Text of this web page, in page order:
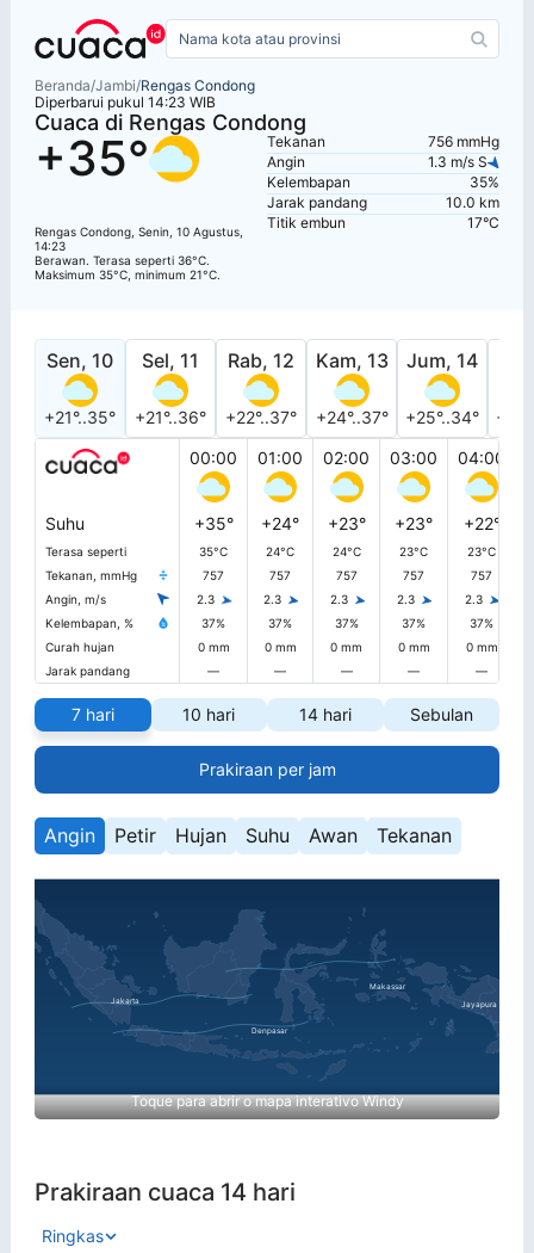
Beranda/Jambi/Rengas Condong
Diperbarui pukul 14:23 WIB
Cuaca di Rengas Condong
+35°
Rengas Condong, Senin, 10 Agustus,
14:23
Berawan. Terasa seperti 36°C.
Maksimum 35°C, minimum 21°C.
Tekanan
756 mmHg
Angin
1.3 m/s S
Kelembapan
35%
Jarak pandang
10.0 km
Titik embun
17°C
Sen, 10
+21°..35°
Sel, 11
+21°..36°
Rab, 12
+22°..37°
Kam, 13
+24°..37°
Jum, 14
+25°..34°
00:00
01:00 02:00 03:00 04:00
Suhu +35° +24° +23° +23° +22°
Terasa seperti 35°C 24°C 24°C 23°C
23°C
Tekanan, mmHg
757 757 757 757
757
Angin, m/s
2.3 2.3 2.3 2.3 2.3
Kelembapan, %
37% 37% 37% 37%
37%
Curah hujan
0 mm 0 mm 0 mm 0 mm 0 mm
Jarak pandang
— — — — —
7 hari 10 hari 14 hari Sebulan
Prakiraan per jam
Angin Petir Hujan Suhu Awan Tekanan
Toque para abrir o mapa interativo Windy
Prakiraan cuaca 14 hari
Ringkas